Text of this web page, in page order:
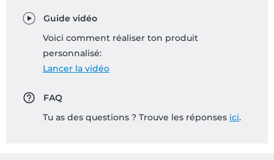
Guide vidéo
Voici comment réaliser ton produit
personnalisé:
Lancer la vidéo
FAQ
Tu as des questions ? Trouve les réponses ici.